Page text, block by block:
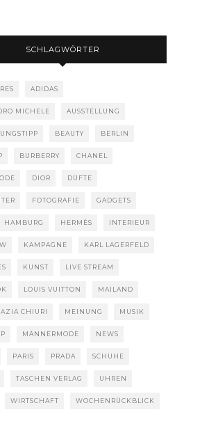
SCHLAGWÖRTER
ADIDAS
MICHELE AUSSTELLUNG
BEAUTY BERLIN
BURBERRY CHANEL
DIOR DÜFTE
FOTOGRAFIE GADGETS
HAMBURG HERMÈS INTERIEUR
KAMPAGNE KARL LAGERFELD
KUNST LIVE STREAM
LOUIS VUITTON MAILAND
CHIURI MEINUNG MUSIK
MÄNNERMODE NEWS
PARIS PRADA SCHUHE
TASCHEN VERLAG UHREN
WIRTSCHAFT WOCHENRÜCKBLICK